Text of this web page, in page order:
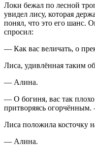
Локи бежал по лесной
увидел лису, которая
понял, что это его шанс.
спросил:
— Как вас величать, о
Лиса, удивлённая таким
— Алина.
— О богиня, вас так
притворяясь огорчённым.
Лиса положила косточку
— Алина.